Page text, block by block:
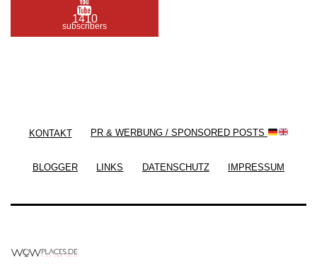
1410
subscribers
KONTAKT PR & WERBUNG / SPONSORED POSTS
BLOGGER LINKS DATENSCHUTZ IMPRESSUM